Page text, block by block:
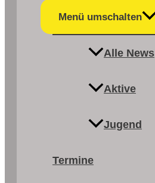
Menü umschalten
Alle News
Aktive
Jugend
Termine